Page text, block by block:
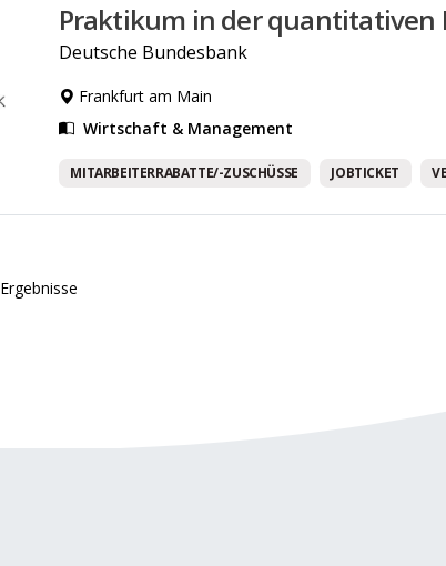
Praktikum in der quantitativen
Deutsche Bundesbank
Frankfurt am Main
Wirtschaft & Management
MITARBEITERRABATTE/-ZUSCHÜSSE JOBTICKET
Ergebnisse